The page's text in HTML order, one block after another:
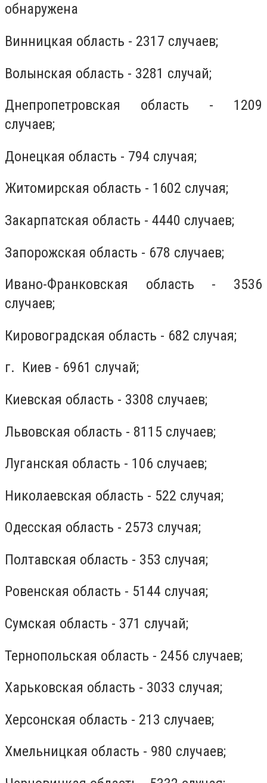
обнаружена
Винницкая область - 2317 случаев;
Волынская область - 3281 случай;
Днепропетровская область - 1209
случаев;
Донецкая область - 794 случая;
Житомирская область - 1602 случая;
Закарпатская область - 4440 случаев;
Запорожская область - 678 случаев;
Ивано-Франковская область - 3536
случаев;
Кировоградская область - 682 случая;
г. Киев - 6961 случай;
Киевская область - 3308 случаев;
Львовская область - 8115 случаев;
Луганская область - 106 случаев;
Николаевская область - 522 случая;
Одесская область - 2573 случая;
Полтавская область - 353 случая;
Ровенская область - 5144 случая;
Сумская область - 371 случай;
Тернопольская область - 2456 случаев;
Харьковская область - 3033 случая;
Херсонская область - 213 случаев;
Хмельницкая область - 980 случаев;